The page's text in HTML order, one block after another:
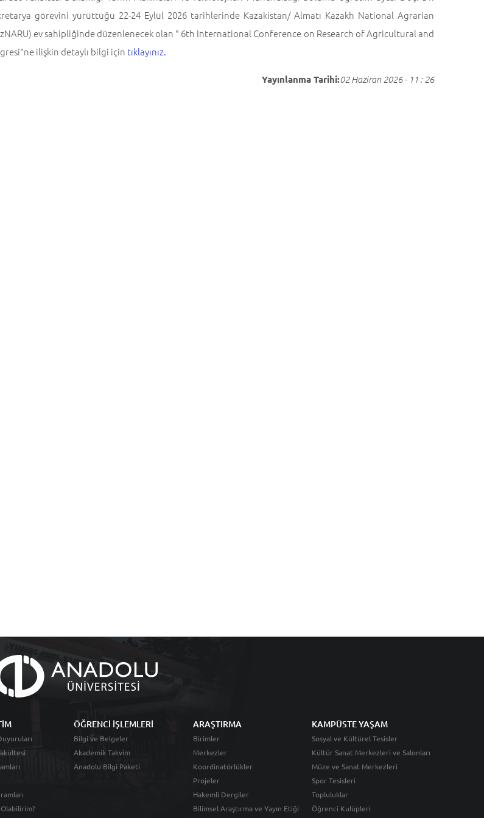
görevini yürüttüğü 22-24 Eylül 2026 tarihlerinde Kazakistan/ Almatı Kazakh National Agrarian
ev sahipliğinde düzenlenecek olan " 6th International Conference on Research of Agricultural and
ilişkin detaylı bilgi için tıklayınız.
Yayınlanma Tarihi:02 Haziran 2026 - 11 : 26
ÖĞRENCİ İŞLEMLERİ
Bilgi ve Belgeler
Akademik Takvim
Anadolu Bilgi Paketi
ARAŞTIRMA
Birimler
Merkezler
Koordinatörlükler
Projeler
Hakemli Dergiler
Bilimsel Araştırma ve Yayın Etiği
KAMPÜSTE YAŞAM
Sosyal ve Kültürel Tesisler
Kültür Sanat Merkezleri ve Salonları
Müze ve Sanat Merkezleri
Spor Tesisleri
Topluluklar
Öğrenci Kulüpleri